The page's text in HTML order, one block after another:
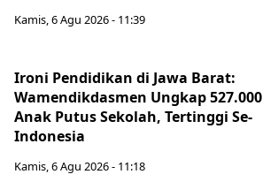
Kamis, 6 Agu 2026 - 11:39
Ironi Pendidikan di Jawa Barat:
Wamendikdasmen Ungkap 527.000
Anak Putus Sekolah, Tertinggi Se-
Indonesia
Kamis, 6 Agu 2026 - 11:18